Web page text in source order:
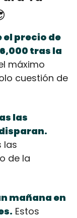
el precio de
tras la
máximo
cuestión de
las
las
de la
mañana en
Estos